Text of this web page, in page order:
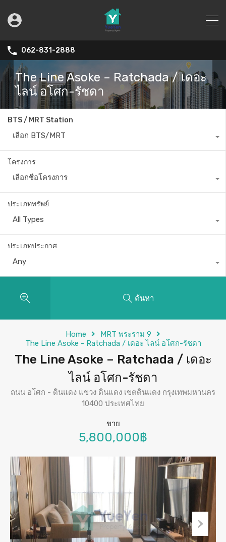
062-831-2888
The Line Asoke – Ratchada / เดอะ
ไลน์ อโศก-รัชดา
BTS / MRT Station
เลือก BTS/MRT
โครงการ
เลือกชื่อโครงการ
ประเภททรัพย์
All Types
ประเภทประกาศ
Any
ค้นหา
Home
MRT พระราม 9
The Line Asoke - Ratchada / เดอะ ไลน์ อโศก-รัชดา
The Line Asoke – Ratchada / เดอะ
ไลน์ อโศก-รัชดา
ถนน อโศก - ดินแดง แขวง ดินแดง เขตดินแดง กรุงเทพมหานคร
10400 ประเทศไทย
ขาย
5,800,000฿